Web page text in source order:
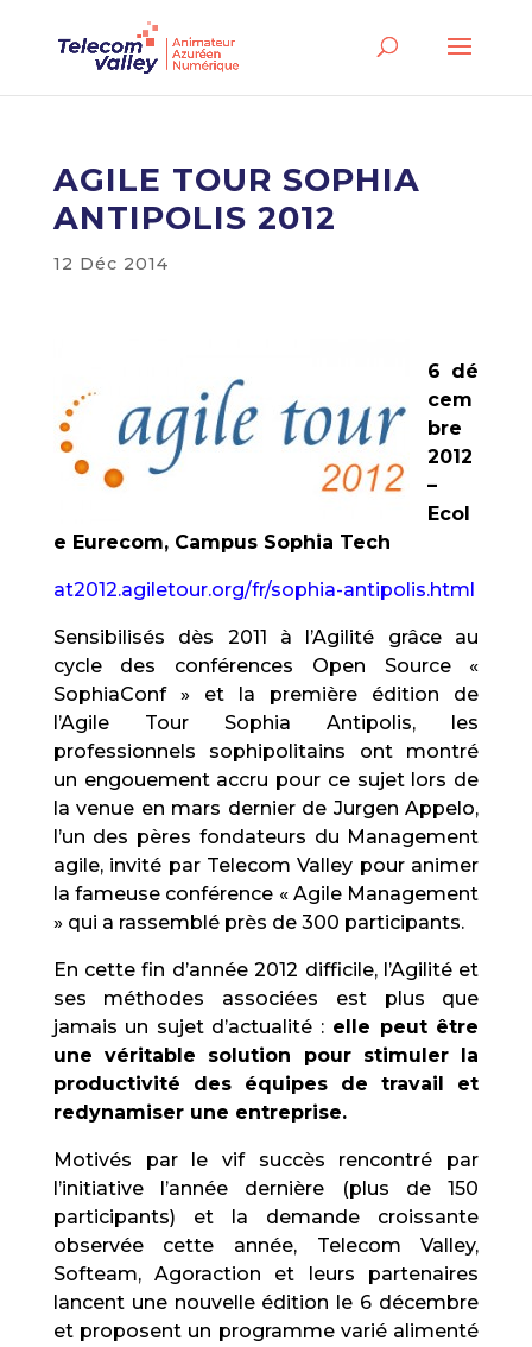
AGILE TOUR SOPHIA
ANTIPOLIS 2012
12 Déc 2014
6 dé
cem
bre
2012
–
Ecol
e Eurecom, Campus Sophia Tech
at2012.agiletour.org/fr/sophia-antipolis.html
Sensibilisés dès 2011 à l’Agilité grâce au
cycle des conférences Open Source «
SophiaConf » et la première édition de
l’Agile Tour Sophia Antipolis, les
professionnels sophipolitains ont montré
un engouement accru pour ce sujet lors de
la venue en mars dernier de Jurgen Appelo,
l’un des pères fondateurs du Management
agile, invité par Telecom Valley pour animer
la fameuse conférence « Agile Management
» qui a rassemblé près de 300 participants.
En cette fin d’année 2012 difficile, l’Agilité et
ses méthodes associées est plus que
jamais un sujet d’actualité :elle peut être
une véritable solution pour stimuler la
productivité des équipes de travail et
redynamiser une entreprise.
Motivés par le vif succès rencontré par
l’initiative l’année dernière (plus de 150
participants) et la demande croissante
observée cette année, Telecom Valley,
Softeam, Agoraction et leurs partenaires
lancent une nouvelle édition le 6 décembre
et proposent un programme varié alimenté